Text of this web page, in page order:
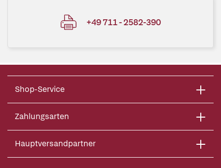
+49 711 - 2582-390
Shop-Service
Zahlungsarten
Hauptversandpartner